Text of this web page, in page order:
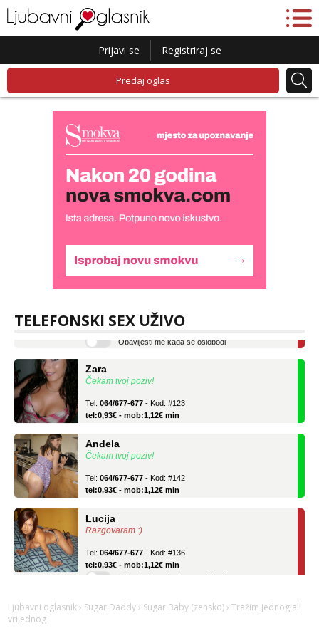
Prijavi se Registriraj se
Predaj oglas
TELEFONSKI SEX UŽIVO
Lucija
tel:0,93€ - mob:1,12€ min
Obavijesti me kada se oslobodi
Čekam tvoj poziv!
tel:0,93€ - mob:1,12€ min
Čekam tvoj poziv!
tel:0,93€ - mob:1,12€ min
Razgovaram :)
tel:0,93€ - mob:1,12€ min
Obavijesti me kada se oslobodi
Čekam tvoj poziv!
Ljubavni oglasnik › Sugar Daddy › Sugar Baby (zensko) › Tražim jednog ali
vrijednog